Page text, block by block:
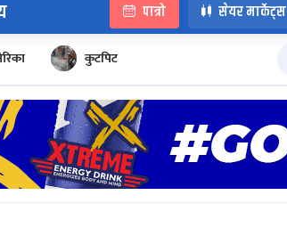
पात्रो सेयर मार्केट्स
कुटपिट